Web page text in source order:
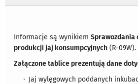
Informacje są wynikiemSprawozdania
produkcji jaj konsumpcyjnych (R-09W).
Załączone tablice prezentują dane
Jaj wylęgowych poddanych